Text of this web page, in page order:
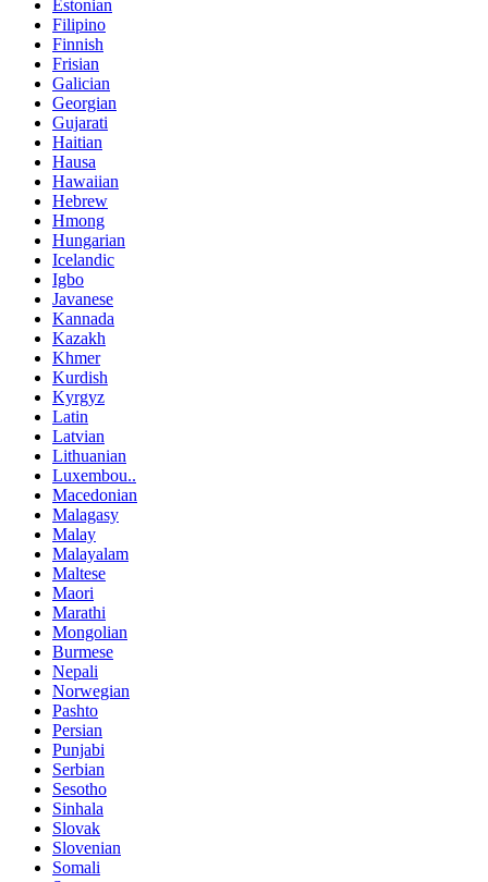
Estonian
Filipino
Finnish
Frisian
Galician
Georgian
Gujarati
Haitian
Hausa
Hawaiian
Hebrew
Hmong
Hungarian
Icelandic
Igbo
Javanese
Kannada
Kazakh
Khmer
Kurdish
Kyrgyz
Latin
Latvian
Lithuanian
Luxembou..
Macedonian
Malagasy
Malay
Malayalam
Maltese
Maori
Marathi
Mongolian
Burmese
Nepali
Norwegian
Pashto
Persian
Punjabi
Serbian
Sesotho
Sinhala
Slovak
Slovenian
Somali